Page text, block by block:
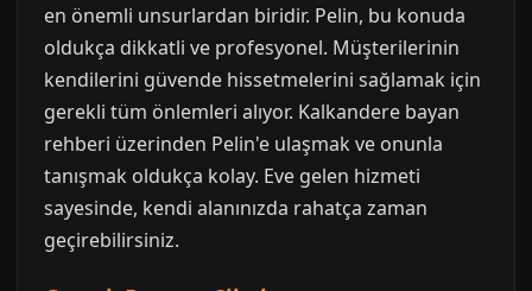
en önemli unsurlardan biridir. Pelin, bu konuda
oldukça dikkatli ve profesyonel. Müşterilerinin
kendilerini güvende hissetmelerini sağlamak için
gerekli tüm önlemleri alıyor. Kalkandere bayan
rehberi üzerinden Pelin'e ulaşmak ve onunla
tanışmak oldukça kolay. Eve gelen hizmeti
sayesinde, kendi alanınızda rahatça zaman
geçirebilirsiniz.